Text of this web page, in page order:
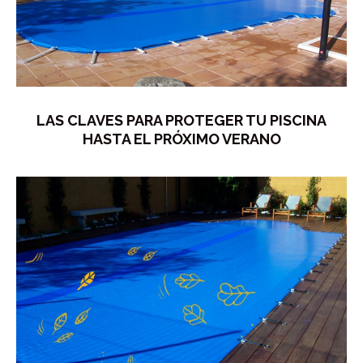
LAS CLAVES PARA PROTEGER TU PISCINA
HASTA EL PRÓXIMO VERANO